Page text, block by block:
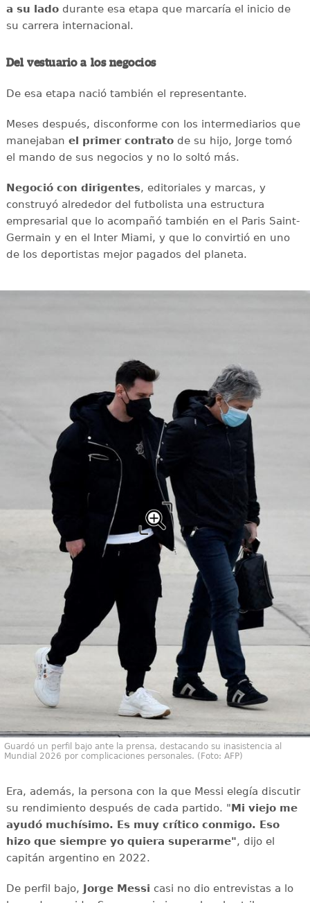
a su ladodurante esa etapa que marcaría el inicio de
su carrera internacional.
Del vestuario a los negocios
De esa etapa nació también el representante.
Meses después, disconforme con los intermediarios que
manejaban el primer contratode su hijo, Jorge tomó
el mando de sus negocios y no lo soltó más.
Negoció con dirigentes, editoriales y marcas, y
construyó alrededor del futbolista una estructura
empresarial que lo acompañó también en el Paris Saint-
Germain y en el Inter Miami, y que lo convirtió en uno
de los deportistas mejor pagados del planeta.
Guardó un perfil bajo ante la prensa, destacando su inasistencia al
Mundial 2026 por complicaciones personales. (Foto: AFP)
Era, además, la persona con la que Messi elegía discutir
su rendimiento después de cada partido. " Mi viejo me
ayudó muchísimo. Es muy crítico conmigo. Eso
hizo que siempre yo quiera superarme", dijo el
capitán argentino en 2022.
De perfil bajo, Jorge Messi casi no dio entrevistas a lo